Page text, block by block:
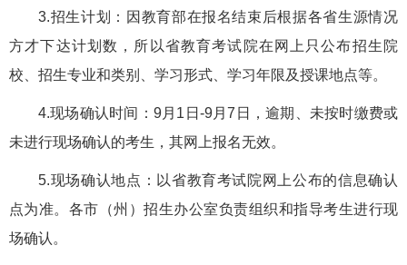
3.招生计划：因教育部在报名结束后根据各省生源情况
方才下达计划数，所以省教育考试院在网上只公布招生院
校、招生专业和类别、学习形式、学习年限及授课地点等。
4.现场确认时间：9月1日-9月7日，逾期、未按时缴费或
未进行现场确认的考生，其网上报名无效。
5.现场确认地点：以省教育考试院网上公布的信息确认
点为准。各市（州）招生办公室负责组织和指导考生进行现
场确认。